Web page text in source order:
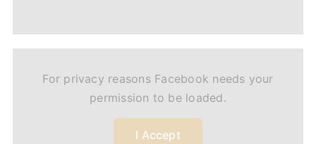
For privacy reasons Facebook needs your
permission to be loaded.
I Accept